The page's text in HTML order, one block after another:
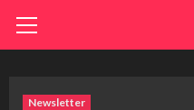
Menu
Newsletter